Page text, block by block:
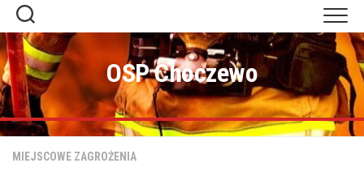
Skip
content
OSP Choczewo
MIEJSCOWE ZAGROŻENIA